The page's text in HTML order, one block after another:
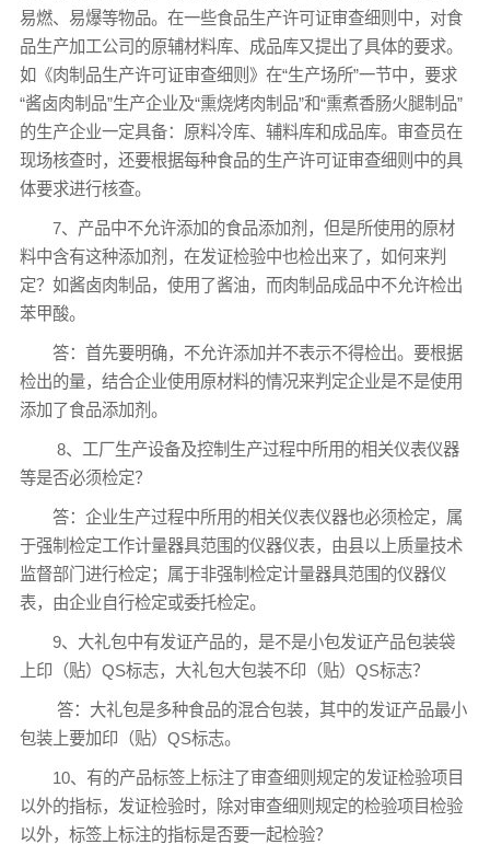
易燃、易爆等物品。在一些食品生产许可证审查细则中，对食
品生产加工公司的原辅材料库、成品库又提出了具体的要求。
如《肉制品生产许可证审查细则》在“生产场所”一节中，要求
“酱卤肉制品”生产企业及“熏烧烤肉制品”和“熏煮香肠火腿制品”
的生产企业一定具备：原料冷库、辅料库和成品库。审查员在
现场核查时，还要根据每种食品的生产许可证审查细则中的具
体要求进行核查。
7、产品中不允许添加的食品添加剂，但是所使用的原材
料中含有这种添加剂，在发证检验中也检出来了，如何来判
定？如酱卤肉制品，使用了酱油，而肉制品成品中不允许检出
苯甲酸。
答：首先要明确，不允许添加并不表示不得检出。要根据
检出的量，结合企业使用原材料的情况来判定企业是不是使用
添加了食品添加剂。
8、工厂生产设备及控制生产过程中所用的相关仪表仪器
等是否必须检定？
答：企业生产过程中所用的相关仪表仪器也必须检定，属
于强制检定工作计量器具范围的仪器仪表，由县以上质量技术
监督部门进行检定；属于非强制检定计量器具范围的仪器仪
表，由企业自行检定或委托检定。
9、大礼包中有发证产品的，是不是小包发证产品包装袋
上印（贴）QS标志，大礼包大包装不印（贴）QS标志？
答：大礼包是多种食品的混合包装，其中的发证产品最小
包装上要加印（贴）QS标志。
10、有的产品标签上标注了审查细则规定的发证检验项目
以外的指标，发证检验时，除对审查细则规定的检验项目检验
以外，标签上标注的指标是否要一起检验？